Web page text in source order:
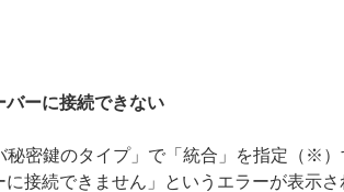
バーに接続できない
密鍵のタイプ」で「統合」を指定（※
接続できません」というエラーが表示さ